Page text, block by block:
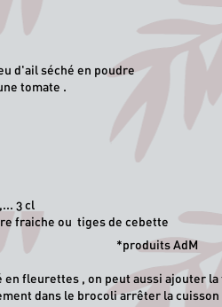
d'ail séché en poudre
tomate .
3 cl
fraiche ou tiges de cebette
AdM
fleurettes , on peut aussi ajouter
dans le brocoli arrêter la